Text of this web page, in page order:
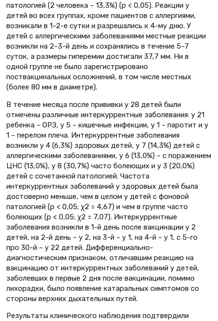
патологией (2 человека – 13,3%) (р < 0,05). Реакции у
детей во всех группах, кроме пациентов с аллергиями,
возникали в 1–2-е сутки и разрешались к 4-му дню. У
детей с аллергическими заболеваниями местные реакции
возникли на 2–3-й день и сохранялись в течение 5–7
суток, а размеры гиперемии достигали 37,7 мм. Ни в
одной группе не было зарегистрировано
поствакцинальных осложнений, в том числе местных
(более 80 мм в диаметре).
В течение месяца после прививки у 28 детей были
отмечены различные интеркуррентные заболевания: у 21
ребенка – ОРЗ, у 5 – кишечные инфекции, у 1 – паротит и у
1 – перелом плеча. Интеркуррентные заболевания
возникли у 4 (6,3%) здоровых детей, у 7 (14,3%) детей с
аллергическими заболеваниями, у 6 (13,0%) – с поражением
ЦНС (13,0%), у 8 (30,7%) часто болеющих и у 3 (20,0%)
детей с сочетанной патологией. Частота
интеркуррентных заболеваний у здоровых детей была
достоверно меньше, чем в целом у детей с фоновой
патологией (р < 0,05; χ2 = 4,67) и чем в группе часто
болеющих (р < 0,05; χ2 = 7,07). Интеркуррентные
заболевания возникли в 1-й день после вакцинации у 2
детей, на 2-й день – у 2, на 3-й – у 1, на 4-й – у 1, с 5-го
про 30-й – у 22 детей. Дифференциально-
диагностическим признаком, отличавшим реакцию на
вакцинацию от интеркуррентных заболеваний у детей,
заболевших в первые 2 дня после вакцинации, помимо
лихорадки, было появление катаральных симптомов со
стороны верхних дыхательных путей.
Результаты клинического наблюдения подтвердили